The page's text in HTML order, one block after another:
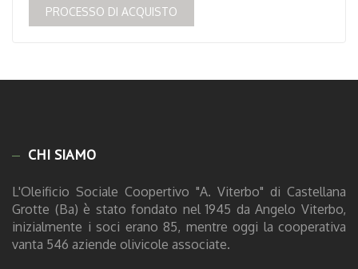
PROCESSO DI ACQUISTO
CHI SIAMO
L'Oleificio Sociale Coopertivo "A. Viterbo" di Castellana
Grotte (Ba) è stato fondato nel 1945 da Angelo Viterbo,
inizialmente i soci erano 85, mentre oggi la cooperativa
vanta 546 aziende olivicole associate.